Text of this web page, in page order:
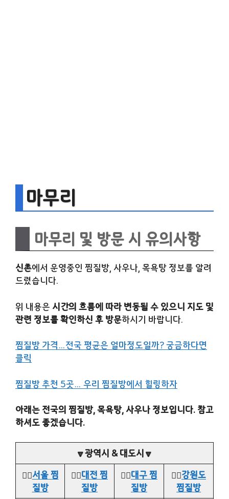
마무리
마무리 및 방문 시 유의사항
신촌에서 운영중인 찜질방, 사우나, 목욕탕 정보를 알려
드렸습니다.
위 내용은 시간의 흐름에 따라 변동될 수 있으니 지도 및
관련 정보를 확인하신 후 방문하시기 바랍니다.
찜질방 가격…전국 평균은 얼마정도일까? 궁금하다면
클릭
찜질방 추천 5곳… 우리 찜질방에서 힐링하자
아래는 전국의 찜질방, 목욕탕, 사우나 정보입니다. 참고
하셔도 좋겠습니다.
🔽광역시 & 대도시🔽
👉🏻서울 찜
질방
👉🏻대전 찜
질방
👉🏻대구 찜
질방
👉🏻강원도
찜질방